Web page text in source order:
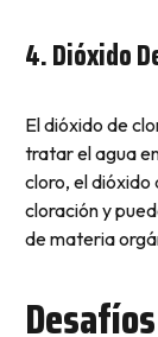
4. Dióxido
El dióxido de
tratar el agua
cloro, el
cloración y
de materia